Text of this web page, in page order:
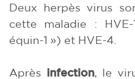
Deux herpès virus
cette maladie :
équin-1 ») et HVE-4.
Après infection , le